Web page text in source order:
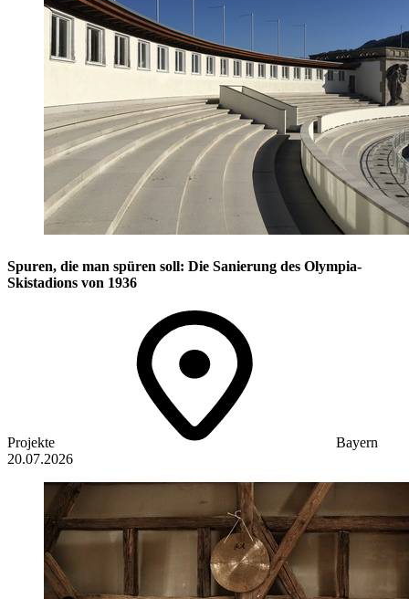
Spuren, die man spüren soll: Die Sanierung des Olympia-
Skistadions von 1936
Projekte
Bayern
20.07.2026